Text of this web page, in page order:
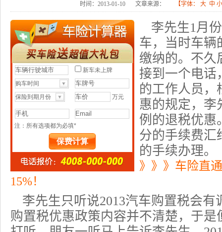
时间：2013-01-10 文章来源： 【字体： 大 中 小
李先生1月
车，当时车辆
缴纳的。不久
接到一个电话
的工作人员，
惠的规定，李
例的退税优惠
分的手续费汇
的手续办理。
》》》车险直
15%！
李先生只听说2013汽车购置税会有
购置税优惠政策内容并不清楚，于是